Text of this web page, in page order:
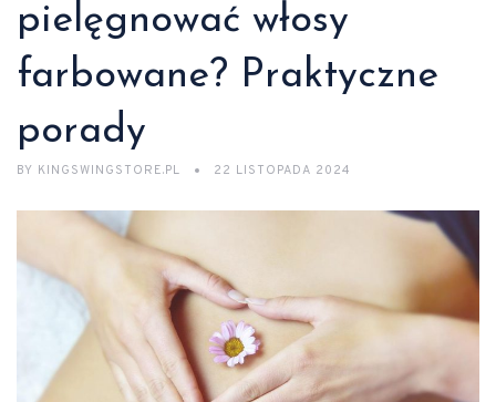
pielęgnować włosy
farbowane? Praktyczne
porady
BY KINGSWINGSTORE.PL 22 LISTOPADA 2024